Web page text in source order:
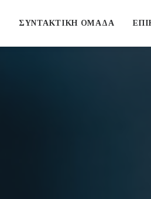
ΣΥΝΤΑΚΤΙΚΗ ΟΜΑΔΑ